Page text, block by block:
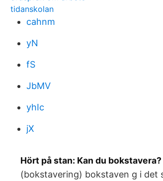
tidanskolan
cahnm
yN
fS
JbMV
yhIc
jX
Hört på stan: Kan du
(bokstavering) bokstaven g i det